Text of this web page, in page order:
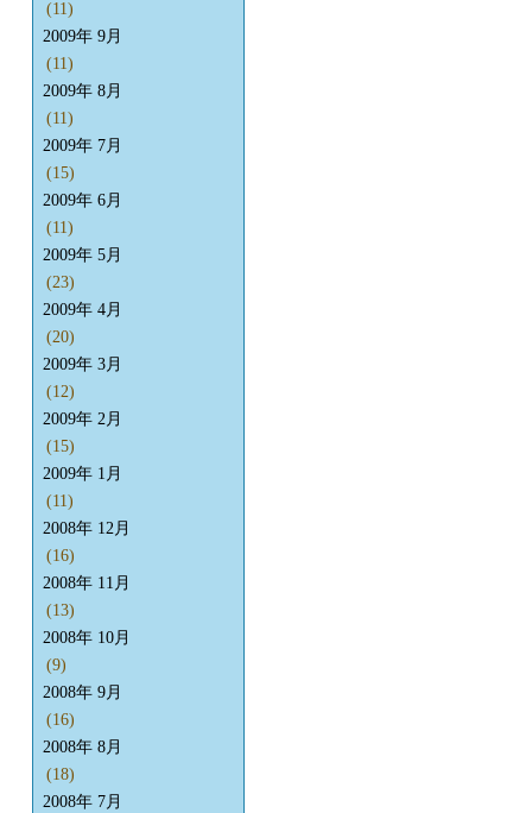
(11)
2009年 9月
(11)
2009年 8月
(11)
2009年 7月
(15)
2009年 6月
(11)
2009年 5月
(23)
2009年 4月
(20)
2009年 3月
(12)
2009年 2月
(15)
2009年 1月
(11)
2008年 12月
(16)
2008年 11月
(13)
2008年 10月
(9)
2008年 9月
(16)
2008年 8月
(18)
2008年 7月